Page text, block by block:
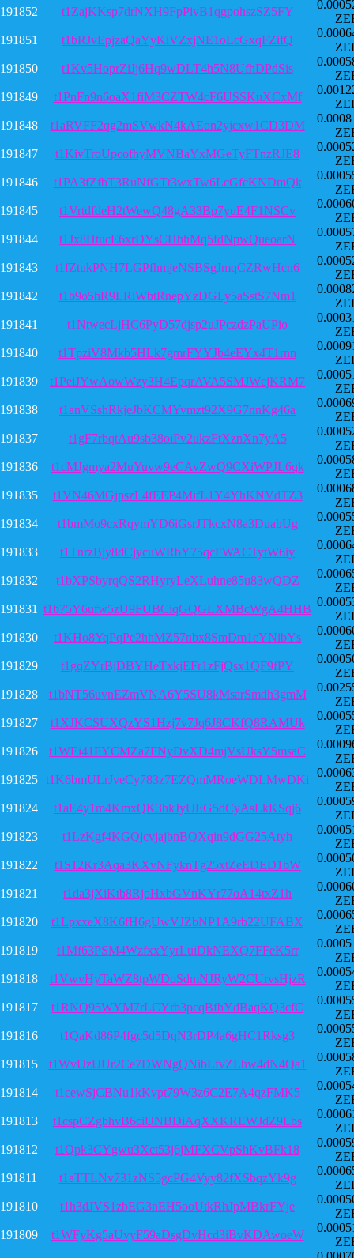
191852
t1ZajKKsp7drNXH9FpPivB1qgpohszSZ5FY
191851
t1bRJvEpjzaQaYyKiVZxjNE1oLcGxqFZifQ
191850
t1Kv5HoprZiJj6Hq9wDLT4h5N8UfhDPdSis
191849
t1PnFn9n6oaX1fiM3CZTW4cF6USSKuXCxMf
191848
t1aRVFF2qg2mSVwkN4kAEon2yjcxw1CD3DM
191847
t1KivTroUpcofhyMVNBaYxMGeTyFTnzRJE8
191846
t1PA3fZfbT3RuNfGTt3wxTw6LcGfcKNDmQk
191845
t1VrtdfdeH2tWewQ48gA33Bp7yuE4F1NSCv
191844
t1Jx8HtucE6xrDYsCHhhMq5fdNpwQueoarN
191843
t1fZtukPNH7LGPfhmjeNSBSgJmqCZRwHcn6
191842
t1b9o5hR9LRiWbtRnepYzDGLy5aSstS7Nm1
191841
t1NtwecLjHC6PyD57djsp2uJPczdzPaUPio
191840
t1TpziV8Mkb5HLk7gmrFYYJb4eEYx4T1rnn
191839
t1PeiJYwAowWzy3H4EpqrAVA5SMJWcjKRM7
191838
t1anVSshRkjeJbKCMYvmzt92X9G7nnKg46a
191837
t1gF7rbqtAu9sb38oiPv2ukzFtXznXn7yA5
191836
t1cMJgmya2MuYuvw9eCAvZwQ9CXiWPJL6qk
191835
t1VN46MGjpszL4fEEP4MifL1Y4YhKNVdTZ3
191834
t1bmMo9cxRqymYD6iGsrJTkcxN8a3DuabUg
191833
t1TnrzBjy8dCjycuWRbY75qcFWACTytW6iy
191832
t1bXPSbyrqQS2RHyryLeXLuhne85u83wQDZ
191831 t1b75Y6ufw5zU9FUBCiqGQGLXMBcWgA4HHB
191830
t1KHo8YqPqPe2hhMZ57nbx8SmDm1cYNibYs
191829
t1gqZYrBjDBYHeTxkjEFr1zFjQsx1QF9fPY
191828
t1bNT56uvnEZmVNA6Y5SU8kMsarSmdh3gmM
191827
t1XJKCSUXQzYS1Hzj7v7Jq6J8CKfQ8RAMUk
191826
t1WEi41FYCMZa7FNyDvXD4mjVsUksY5msaC
191825 t1K6bmULrJveCy783z7EZQmMRoeWDLMwDKi
191824
t1aE4y1m4KmxQK3hkJyUEG5dCyAsLkKSqj6
191823
t1LzKgf4KGQjcvjajbnBQXqin9dGG25Atyh
191822
t1S12Kr3Aqa3KXvNFyknTg25xtZeEDED1bW
191821
t1da3jXiKtb8RjoHxbGVnKYr77oA14txZ1h
191820
t1LpxxeX8K6fH6gUwVJZbNP1A9rb22UFABX
191819
t1Mf63PSM4WzfxxYyrLuiDkNEXQ7FFeK5rr
191818
t1VwvHyTaWZ8tpWDoSdmNJRyW2CUrvsHjzR
191817
t1RNQ95WYM7rLCYrb3pcqBfbYdBaqKQ3cfC
191816
t1QaKd86P4fgc5d5DqN3rDP4a6gHC1Rksg3
191815
t1WvUzUUr2Ce7DWNgQNibLfvZLhw4dN4Qa1
191814
t1cewSjCBNu1kKvpt79W3z6C2E7A4qzFMK5
191813
t1cspCZgbhvB6ciUNBDiAqXXKREWJdZ9Lbs
191812
t1Qpk3CYgwu3Xct53j6jMFXCVpShKvBFk18
191811
t1aTTLNv731zNS5gcPG4Vyy82fXSbqzYk9g
191810
t1h3dJVS1zbEG3nEH5ooUtkRhJpMBkrFYje
191809
t1WFyKg5aUvyF59aDsgDvHcd3iBvKDAwoeW